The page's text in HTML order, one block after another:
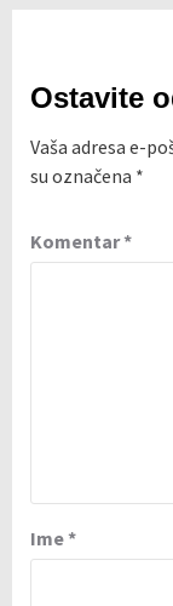
Ostavite
Vaša adresa e-
su označena *
Komentar*
Ime*